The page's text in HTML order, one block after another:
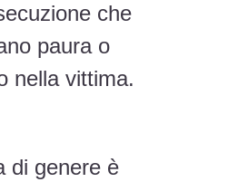
che
paura o
nella vittima.
di genere è